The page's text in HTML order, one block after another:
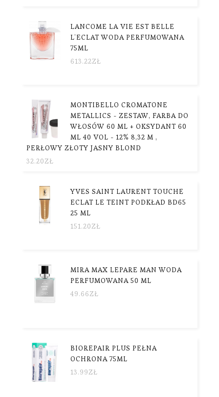
LANCOME LA VIE EST BELLE
L’ECLAT WODA PERFUMOWANA
75ML
613.22ZŁ
MONTIBELLO CROMATONE
METALLICS - ZESTAW, FARBA DO
WŁOSÓW 60 ML + OKSYDANT 60
ML 40 VOL - 12% 8,32 M ,
PERŁOWY ZŁOTY JASNY BLOND
32.20ZŁ
YVES SAINT LAURENT TOUCHE
ECLAT LE TEINT PODKŁAD BD65
25 ML
151.20ZŁ
MIRA MAX LEPARE MAN WODA
PERFUMOWANA 50 ML
49.66ZŁ
BIOREPAIR PLUS PEŁNA
OCHRONA 75ML
13.99ZŁ